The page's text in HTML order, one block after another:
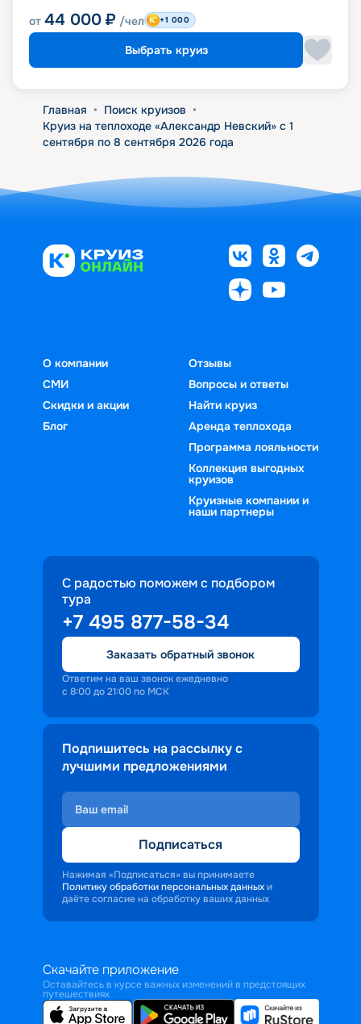
от 44 000 ₽ /чел +1 000
Выбрать круиз
Главная • Поиск круизов •
Круиз на теплоходе «Александр Невский» с 1
сентября по 8 сентября 2026 года
О компании
СМИ
Скидки и акции
Блог
Отзывы
Вопросы и ответы
Найти круиз
Аренда теплохода
Программа лояльности
Коллекция выгодных
круизов
Круизные компании и
наши партнеры
С радостью поможем с подбором
тура
+7 495 877-58-34
Заказать обратный звонок
Ответим на ваш звонок ежедневно
с 8:00 до 21:00 по МСК
Подпишитесь на рассылку с
лучшими предложениями
Подписаться
Нажимая «Подписаться» вы принимаете
Политику обработки персональных данных и
даёте согласие на обработку ваших данных
Скачайте приложение
Оставайтесь в курсе важных изменений в предстоящих
путешествиях